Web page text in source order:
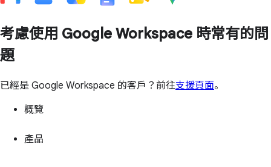
考慮使用 Google Workspace 時常有的問
題
已經是 Google Workspace 的客戶？前往支援頁面。
概覽
產品